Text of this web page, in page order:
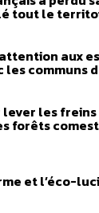
tout le
aux
les communs
les freins
forêts
et l’éco-